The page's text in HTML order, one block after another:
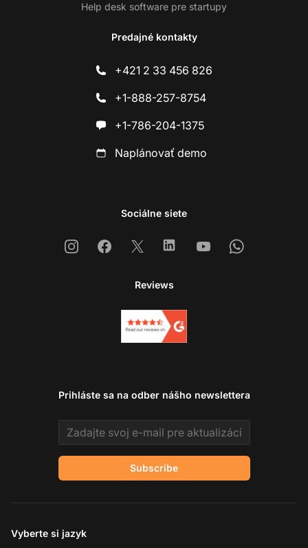
Help desk software pre startupy
Predajné kontakty
+421 2 33 456 826
+1-888-257-8754
+1-786-204-1375
Naplánovať demo
Sociálne siete
InstagramFacebook
X LinkedinYoutubeWhatsapp
Reviews
Prihláste sa na odber nášho newslettera
Email address
Subscribe
Vyberte si jazyk